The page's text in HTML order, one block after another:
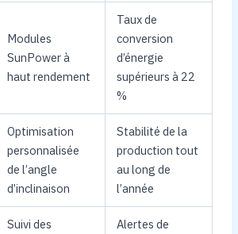
Modules
SunPower à
haut rendement
Taux de
conversion
d’énergie
supérieurs à 22
%
Optimisation
personnalisée
de l’angle
d’inclinaison
Stabilité de la
production tout
au long de
l’année
Suivi des
Alertes de